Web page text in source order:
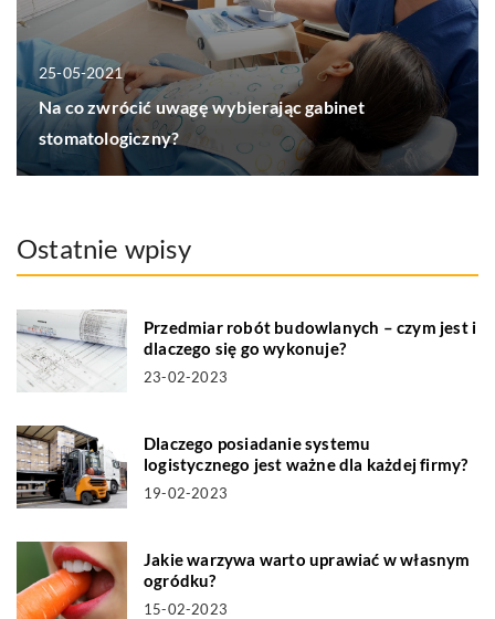
25-05-2021
Na co zwrócić uwagę wybierając gabinet
stomatologiczny?
Ostatnie wpisy
Przedmiar robót budowlanych – czym jest i
dlaczego się go wykonuje?
23-02-2023
Dlaczego posiadanie systemu
logistycznego jest ważne dla każdej firmy?
19-02-2023
Jakie warzywa warto uprawiać w własnym
ogródku?
15-02-2023